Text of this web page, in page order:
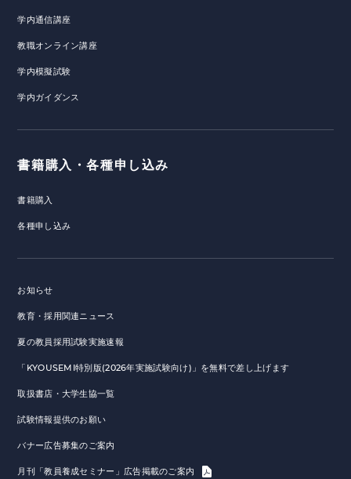
学内通信講座
教職オンライン講座
学内模擬試験
学内ガイダンス
書籍購入・各種申し込み
書籍購入
各種申し込み
お知らせ
教育・採用関連ニュース
夏の教員採用試験実施速報
「KYOUSEMI特別版(2026年実施試験向け)」を無料で差し上げます
取扱書店・大学生協一覧
試験情報提供のお願い
バナー広告募集のご案内
月刊「教員養成セミナー」広告掲載のご案内